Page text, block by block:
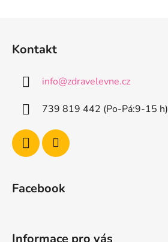
Kontakt
info@zdravelevne.cz
739 819 442 (Po-Pá:9-15 h)
Facebook